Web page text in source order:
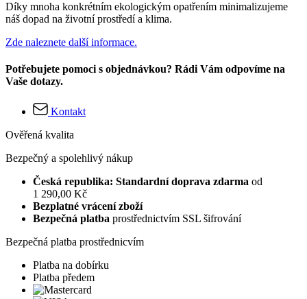
Díky mnoha konkrétním ekologickým opatřením minimalizujeme
náš dopad na životní prostředí a klima.
Zde naleznete další informace.
Potřebujete pomoci s objednávkou? Rádi Vám odpovíme na
Vaše dotazy.
Kontakt
Ověřená kvalita
Bezpečný a spolehlivý nákup
Česká republika: Standardní doprava zdarma od
1 290,00 Kč
Bezplatné vrácení zboží
Bezpečná platba prostřednictvím SSL šifrování
Bezpečná platba prostřednicvím
Platba na dobírku
Platba předem